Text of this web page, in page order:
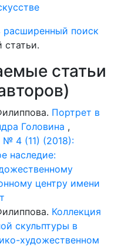
расширенный поиск
статьи.
статьи
Портрет в
Головина ,
№ 4 (11) (2018):
наследие:
центру имени
Коллекция
скульптуры в
художественном